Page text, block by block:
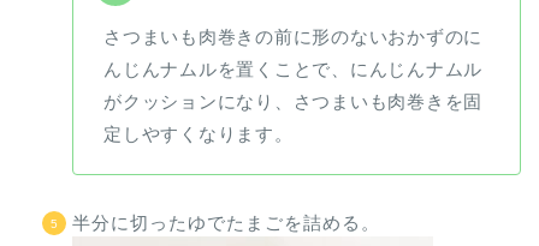
さつまいも肉巻きの前に形のないおかずのに
んじんナムルを置くことで、にんじんナムル
がクッションになり、さつまいも肉巻きを固
定しやすくなります。
半分に切ったゆでたまごを詰める。